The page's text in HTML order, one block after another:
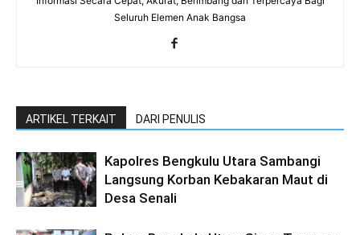
Seluruh Elemen Anak Bangsa
ARTIKEL TERKAIT DARI PENULIS
Kapolres Bengkulu Utara Sambangi
Langsung Korban Kebakaran Maut di
Desa Senali